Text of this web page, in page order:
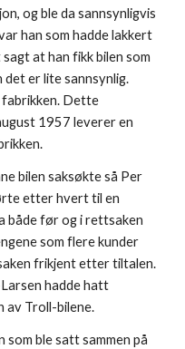
og ble da sannsynligvis
han som hadde lakkert
at han fikk bilen som
det er lite sannsynlig.
fabrikken. Dette
1957 leverer en
bilen saksøkte så Per
etter hvert til en
både før og i rettsaken
som flere kunder
frikjent etter tiltalen.
hadde hatt
av Troll-bilene.
ble satt sammen på